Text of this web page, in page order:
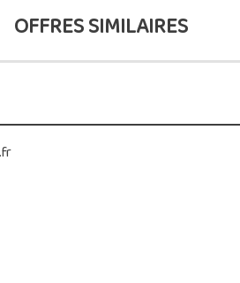
OFFRES SIMILAIRES